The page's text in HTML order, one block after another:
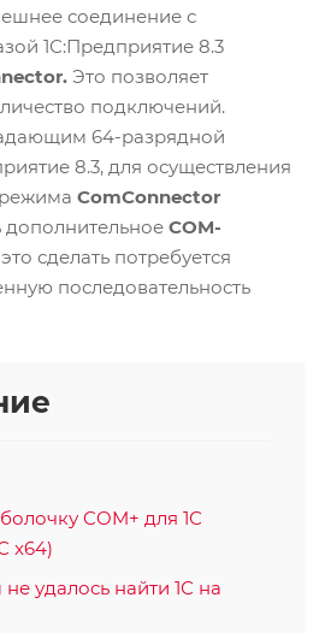
соединение с
1С:Предприятие 8.3
Это позволяет
подключений.
64-разрядной
8.3, для осуществления
ComConnector
дополнительное COM-
сделать потребуется
последовательность
COM+ для 1С
x64)
удалось найти 1С на